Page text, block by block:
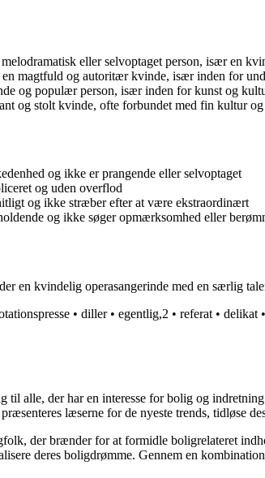
eller selvoptaget person, især en
magtfuld og autoritær kvinde, især inden for
og populær person, især inden for kunst og
og stolt kvinde, ofte forbundet med fin kultur og
og ikke er prangende eller selvoptaget
og uden overflod
og ikke stræber efter at være ekstraordinært
og ikke søger opmærksomhed eller
en kvindelig operasangerinde med en særlig
• diller• egentlig,2 • referat • delikat •
til alle, der har en interesse for bolig og
læserne for de nyeste trends, tidløse
der brænder for at formidle boligrelateret
deres boligdrømme. Gennem en